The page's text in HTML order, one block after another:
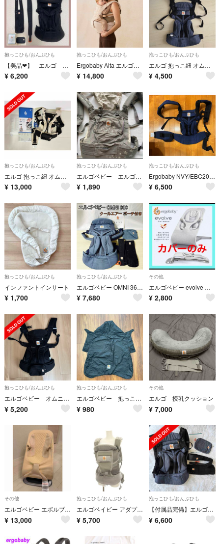
抱っこひも/おんぶひも
【美品❤】 エルゴ 抱っこ紐 オムニ360クールエアー⭐︎
¥ 6,200
抱っこひも/おんぶひも
Ergobaby Alta エルゴベビー ヒップシート ナチュラルベージュ
¥ 14,800
抱っこひも/おんぶひも
エルゴ 抱っこ紐 オムニ360 クールエア メッシュ デニム
¥ 4,500
抱っこひも/おんぶひも
エルゴ 抱っこ紐 オムニ ブリーズ
¥ 13,000
抱っこひも/おんぶひも
エルゴベビー エルゴ 抱っこ紐 ベビーキャリア グレー スター 星柄
¥ 1,890
抱っこひも/おんぶひも
Ergobaby NVY/EBC201901127VN
¥ 6,500
抱っこひも/おんぶひも
インファントインサート
¥ 1,700
抱っこひも/おんぶひも
エルゴベビー OMNI 360 クールエアー ポーチ付き
¥ 7,680
その他
エルゴベビー evolve バウンサー ライトグレー シートカバーのみ
¥ 2,800
抱っこひも/おんぶひも
エルゴベビー オムニブリーズ抱っこ紐 ブラック
¥ 5,200
抱っこひも/おんぶひも
エルゴベビー 抱っこひも 防寒
¥ 980
その他
エルゴ 授乳クッション
¥ 7,000
その他
エルゴベビー エボルブバウンサー クリーム
¥ 13,000
抱っこひも/おんぶひも
エルゴベイビー アダプト クールエア 抱っこ紐 おんぶ紐 メッシュ グレー
¥ 5,700
抱っこひも/おんぶひも
【付属品完備】エルゴベビー オムニ360 クールエア メッシュ デニム 抱っこ紐 おんぶ紐
¥ 6,600